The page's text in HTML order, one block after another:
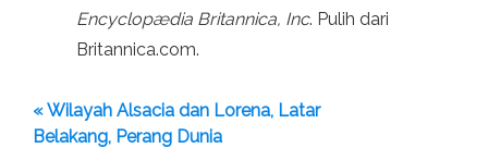
Encyclopædia Britannica, Inc. Pulih dari
Britannica.com.
« Wilayah Alsacia dan Lorena, Latar
Belakang, Perang Dunia